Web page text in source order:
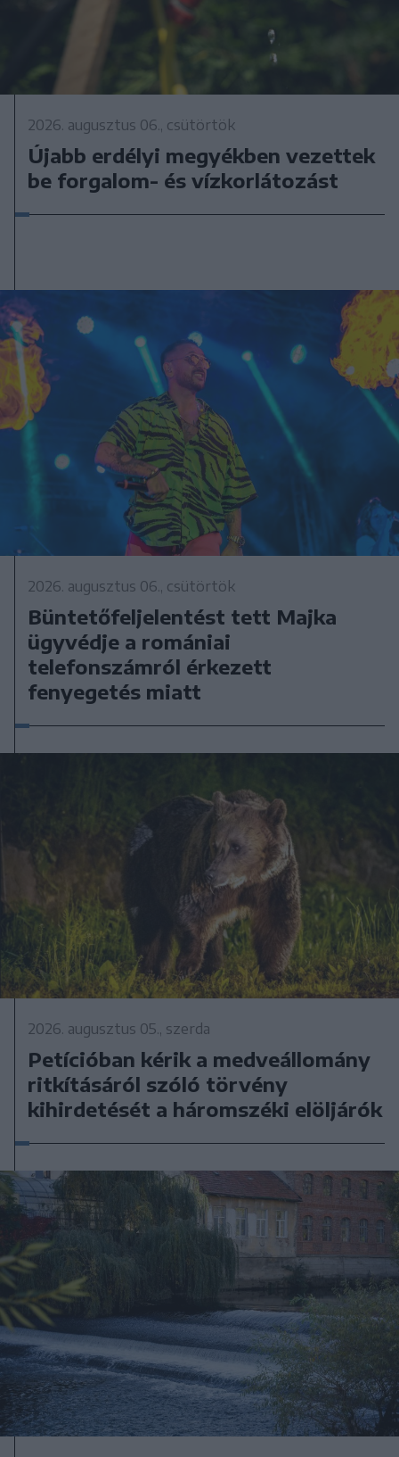
2026. augusztus 06., csütörtök
Újabb erdélyi megyékben vezettek
be forgalom- és vízkorlátozást
2026. augusztus 06., csütörtök
Büntetőfeljelentést tett Majka
ügyvédje a romániai
telefonszámról érkezett
fenyegetés miatt
2026. augusztus 05., szerda
Petícióban kérik a medveállomány
ritkításáról szóló törvény
kihirdetését a háromszéki elöljárók